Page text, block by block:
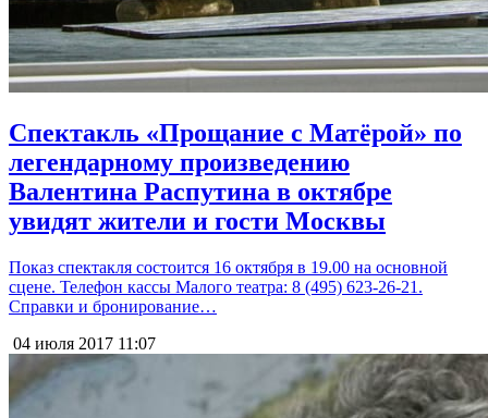
Спектакль «Прощание с Матёрой» по
легендарному произведению
Валентина Распутина в октябре
увидят жители и гости Москвы
Показ спектакля состоится 16 октября в 19.00 на основной
сцене. Телефон кассы Малого театра: 8 (495) 623-26-21.
Справки и бронирование…
04 июля 2017 11:07